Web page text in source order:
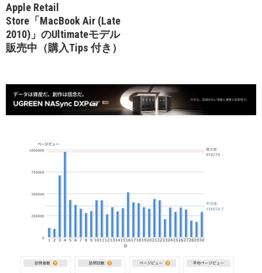
Apple Retail
Store「MacBook Air (Late
2010)」のUltimateモデル
販売中（購入Tips 付き）